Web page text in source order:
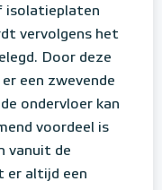
isolatieplaten
vervolgens het
Door deze
een zwevende
ondervloer kan
voordeel is
vanuit de
er altijd een